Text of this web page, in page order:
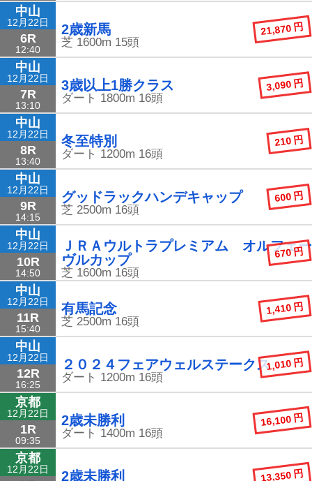
中山
12月22日
6R
12:40
2歳新馬
芝 1600m 15頭
21,870 円
中山
12月22日
7R
13:10
3歳以上1勝クラス
ダート 1800m 16頭
3,090 円
中山
12月22日
8R
13:40
冬至特別
ダート 1200m 16頭
210 円
中山
12月22日
9R
14:15
グッドラックハンデキャップ
芝 2500m 16頭
600 円
中山
12月22日
10R
14:50
ＪＲＡウルトラプレミアム オルフェー
ヴルカップ
芝 1600m 16頭
670 円
中山
12月22日
11R
15:40
有馬記念
芝 2500m 16頭
1,410 円
中山
12月22日
12R
16:25
２０２４フェアウェルステークス
ダート 1200m 16頭
1,010 円
京都
12月22日
1R
09:35
2歳未勝利
ダート 1400m 16頭
16,100 円
京都
12月22日 2歳未勝利 13,350 円